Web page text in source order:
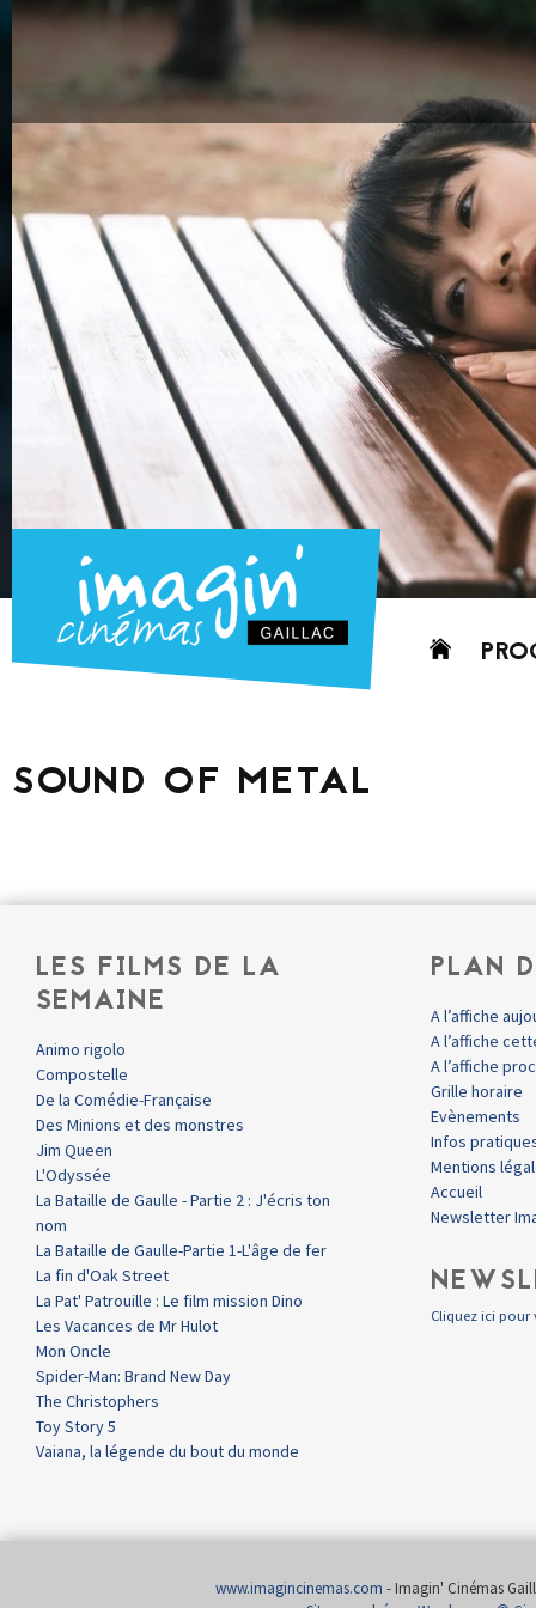
Aller
SOUND OF METAL
LES FILMS DE LA
SEMAINE
Animo rigolo
Compostelle
De la Comédie-Française
Des Minions et des monstres
Jim Queen
L'Odyssée
La Bataille de Gaulle - Partie 2 : J'écris ton
nom
La Bataille de Gaulle-Partie 1-L'âge de fer
La fin d'Oak Street
La Pat' Patrouille : Le film mission Dino
Les Vacances de Mr Hulot
Mon Oncle
Spider-Man: Brand New Day
The Christophers
Toy Story 5
Vaiana, la légende du bout du monde
PLAN
A l’affiche
A l’affiche
A l’affiche
Grille horaire
Evènements
Infos
Mentions
Accueil
Newsletter
Cliquez ici pour
www.imagincinemas.com - Imagin' Cinémas